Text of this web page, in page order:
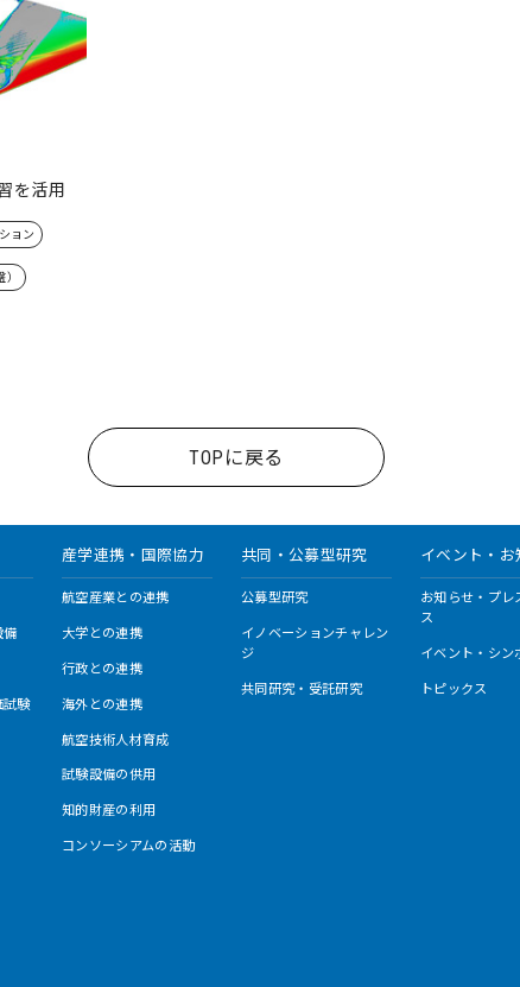
を活⽤
ョン
TOPに戻る
備
試験
産学連携・国際協力
航空産業との連携
大学との連携
行政との連携
海外との連携
航空技術人材育成
試験設備の供用
知的財産の利用
コンソーシアムの活動
共同・公募型研究
公募型研究
イノベーションチャレン
ジ
共同研究・受託研究
イベント・お
お知らせ・プレ
ス
イベント・シン
トピックス